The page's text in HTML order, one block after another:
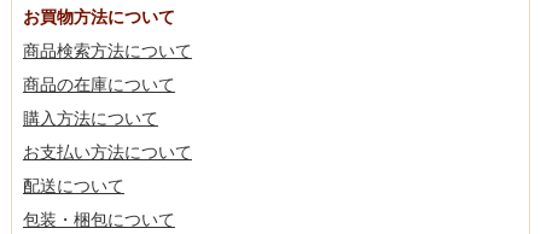
お買物方法について
商品検索方法について
商品の在庫について
購入方法について
お支払い方法について
配送について
包装・梱包について